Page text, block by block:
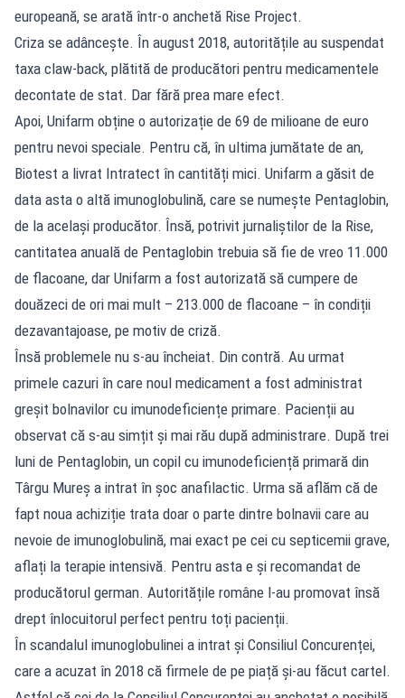
europeană, se arată într-o anchetă Rise Project.
Criza se adâncește. În august 2018, autoritățile au suspendat
taxa claw-back, plătită de producători pentru medicamentele
decontate de stat. Dar fără prea mare efect.
Apoi, Unifarm obține o autorizație de 69 de milioane de euro
pentru nevoi speciale. Pentru că, în ultima jumătate de an,
Biotest a livrat Intratect în cantități mici. Unifarm a găsit de
data asta o altă imunoglobulină, care se numește Pentaglobin,
de la același producător. Însă, potrivit jurnaliștilor de la Rise,
cantitatea anuală de Pentaglobin trebuia să fie de vreo 11.000
de flacoane, dar Unifarm a fost autorizată să cumpere de
douăzeci de ori mai mult – 213.000 de flacoane – în condiții
dezavantajoase, pe motiv de criză.
Însă problemele nu s-au încheiat. Din contră. Au urmat
primele cazuri în care noul medicament a fost administrat
greșit bolnavilor cu imunodeficiențe primare. Pacienții au
observat că s-au simțit și mai rău după administrare. După trei
luni de Pentaglobin, un copil cu imunodeficiență primară din
Târgu Mureș a intrat în șoc anafilactic. Urma să aflăm că de
fapt noua achiziție trata doar o parte dintre bolnavii care au
nevoie de imunoglobulină, mai exact pe cei cu septicemii grave,
aflați la terapie intensivă. Pentru asta e și recomandat de
producătorul german. Autoritățile române l-au promovat însă
drept înlocuitorul perfect pentru toți pacienții.
În scandalul imunoglobulinei a intrat și Consiliul Concurenței,
care a acuzat în 2018 că firmele de pe piață și-au făcut cartel.